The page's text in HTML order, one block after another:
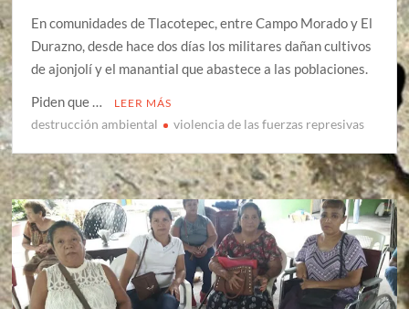
En comunidades de Tlacotepec, entre Campo Morado y El
Durazno, desde hace dos días los militares dañan cultivos
de ajonjolí y el manantial que abastece a las poblaciones.
Piden que …
LEER MÁS
destrucción ambiental violencia de las fuerzas represivas